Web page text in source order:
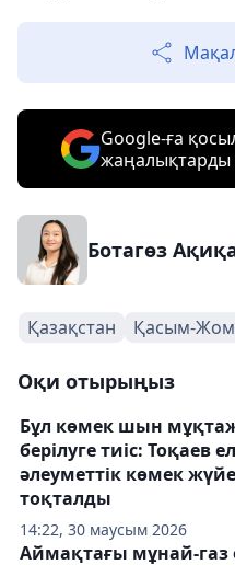
Google-ға
жаңалықтарды
Ботагөз
Қазақстан Қасым-
Оқи отырыңыз
14:22, 30 маусым 2026
Бұл көмек шын
берілуге тиіс: Тоқаев
әлеуметтік көмек
тоқталды
Аймақтағы мұнай-газ